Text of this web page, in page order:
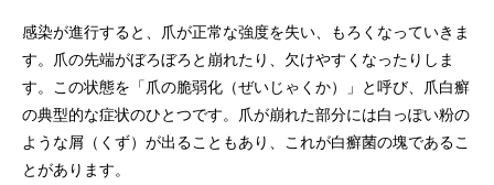
感染が進行すると、爪が正常な強度を失い、もろくなっていきま
す。爪の先端がぼろぼろと崩れたり、欠けやすくなったりしま
す。この状態を「爪の脆弱化（ぜいじゃくか）」と呼び、爪白癬
の典型的な症状のひとつです。爪が崩れた部分には白っぽい粉の
ような屑（くず）が出ることもあり、これが白癬菌の塊であるこ
とがあります。